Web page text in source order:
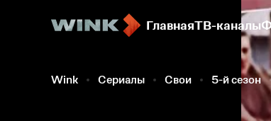
ГлавнаяТВ-каналы
Wink Сериалы Свои 5-й сезон